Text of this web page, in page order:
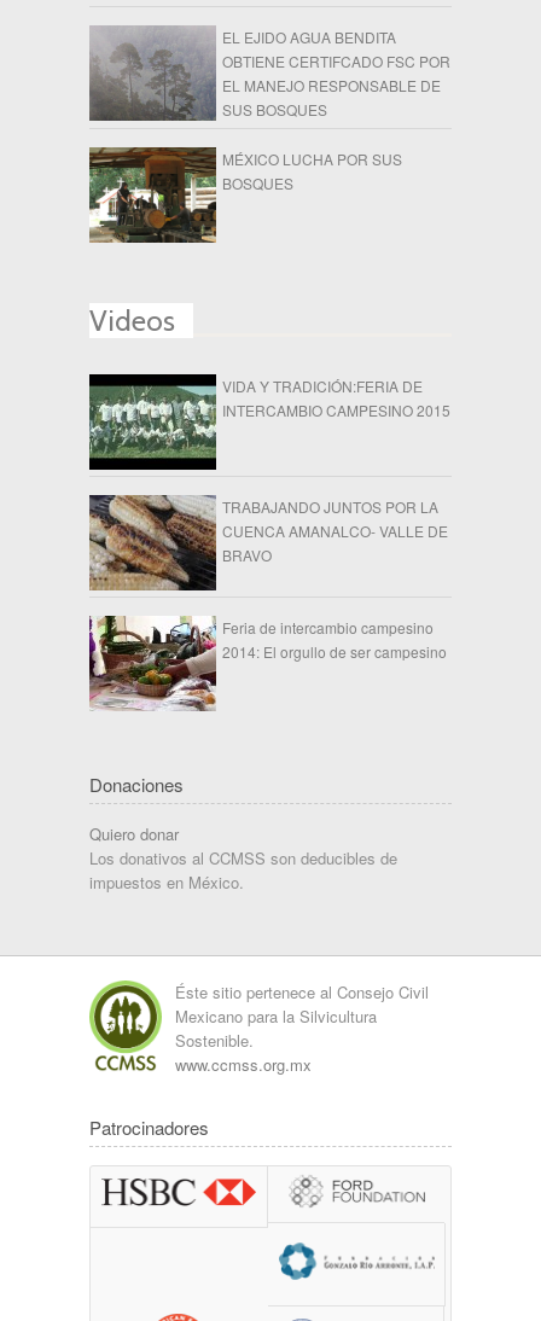
EL EJIDO AGUA BENDITA
OBTIENE CERTIFCADO FSC POR
EL MANEJO RESPONSABLE DE
SUS BOSQUES
MÉXICO LUCHA POR SUS
BOSQUES
Videos
VIDA Y TRADICIÓN:FERIA DE
INTERCAMBIO CAMPESINO 2015
TRABAJANDO JUNTOS POR LA
CUENCA AMANALCO- VALLE DE
BRAVO
Feria de intercambio campesino
2014: El orgullo de ser campesino
Donaciones
Quiero donar
Los donativos al CCMSS son deducibles de
impuestos en México.
Éste sitio pertenece al Consejo Civil
Mexicano para la Silvicultura
Sostenible.
www.ccmss.org.mx
Patrocinadores